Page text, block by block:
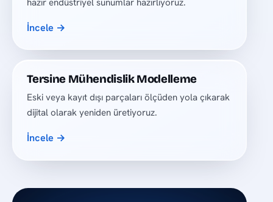
İncele →
Tersine Mühendislik Modelleme
Eski veya kayıt dışı parçaları ölçüden yola çıkarak
dijital olarak yeniden üretiyoruz.
İncele →